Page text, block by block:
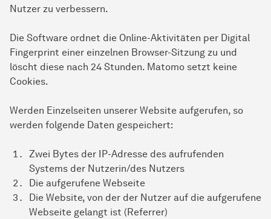
Nutzer zu verbessern.
Die Software ordnet die Online-Aktivitäten per Digital
Fingerprint einer einzelnen Browser-Sitzung zu und
löscht diese nach 24 Stunden. Matomo setzt keine
Cookies.
Werden Einzelseiten unserer Website aufgerufen, so
werden folgende Daten gespeichert:
Zwei Bytes der IP-Adresse des aufrufenden
Systems der Nutzerin/des Nutzers
Die aufgerufene Webseite
Die Website, von der der Nutzer auf die aufgerufene
Webseite gelangt ist (Referrer)